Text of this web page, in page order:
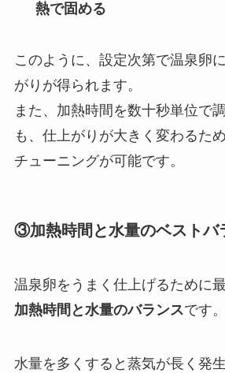
熱で固める
このように、設定次第で温泉卵
がりが得られます。
また、加熱時間を数十秒単位で
も、仕上がりが大きく変わるた
チューニングが可能です。
③加熱時間と水量のベストバ
温泉卵をうまく仕上げるために
加熱時間と水量のバランスです。
水量を多くすると蒸気が長く発